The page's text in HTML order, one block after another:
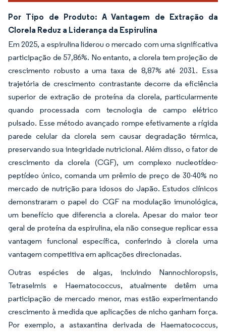
Por Tipo de Produto: A Vantagem de Extração da
Clorela Reduz a Liderança da Espirulina
Em 2025, a espirulina liderou o mercado com uma significativa
participação de 57,86%. No entanto, a clorela tem projeção de
crescimento robusto a uma taxa de 8,87% até 2031. Essa
trajetória de crescimento contrastante decorre da eficiência
superior de extração de proteína da clorela, particularmente
quando processada com tecnologia de campo elétrico
pulsado. Esse método avançado rompe efetivamente a rígida
parede celular da clorela sem causar degradação térmica,
preservando sua integridade nutricional. Além disso, o fator de
crescimento da clorela (CGF), um complexo nucleotídeo-
peptídeo único, comanda um prêmio de preço de 30-40% no
mercado de nutrição para idosos do Japão. Estudos clínicos
demonstraram o papel do CGF na modulação imunológica,
um benefício que diferencia a clorela. Apesar do maior teor
geral de proteína da espirulina, ela não consegue replicar essa
vantagem funcional específica, conferindo à clorela uma
vantagem competitiva em aplicações direcionadas.
Outras espécies de algas, incluindo Nannochloropsis,
Tetraselmis e Haematococcus, atualmente detêm uma
participação de mercado menor, mas estão experimentando
crescimento à medida que aplicações de nicho ganham força.
Por exemplo, a astaxantina derivada de Haematococcus,